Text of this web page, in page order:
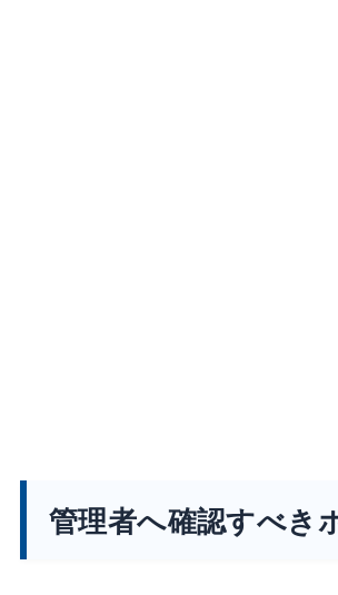
管理者へ確認すべき